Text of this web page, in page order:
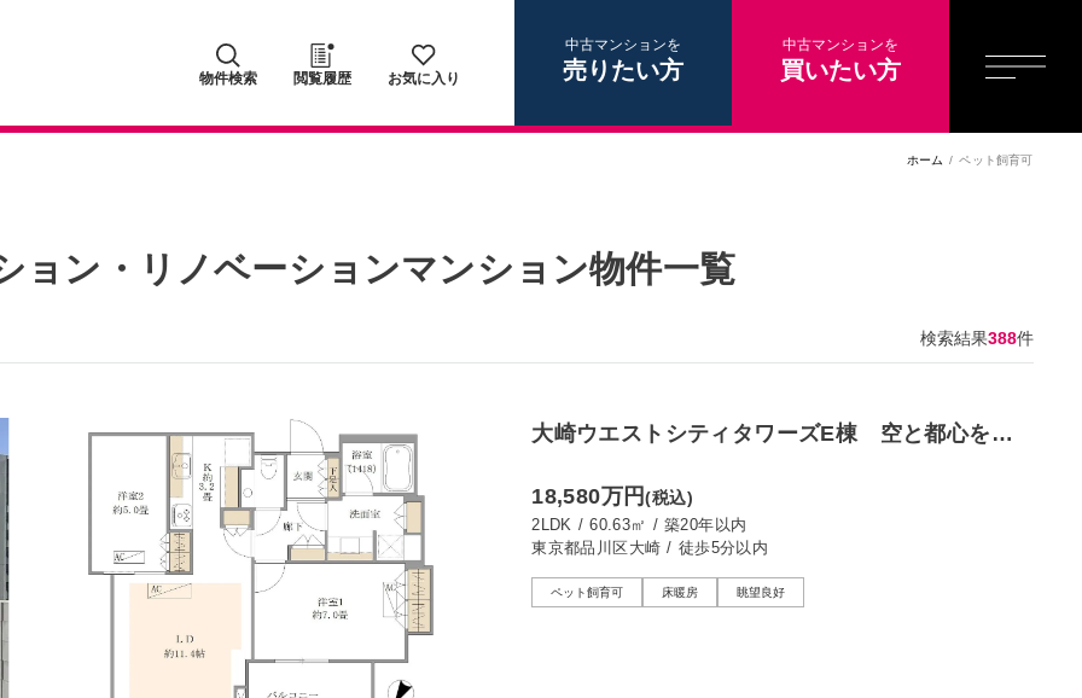
物件検索 閲覧履歴 お気に入り
中古マンションを
売りたい方
中古マンションを
買いたい方
ホーム ペット飼育可
ョン・リノベーションマンション物件一覧
検索結果388件
大崎ウエストシティタワーズE棟 空と都心をつ
18,580万円(税込)
2LDK / 60.63㎡ / 築20年以内
東京都品川区大崎 / 徒歩5分以内
ペット飼育可 床暖房 眺望良好